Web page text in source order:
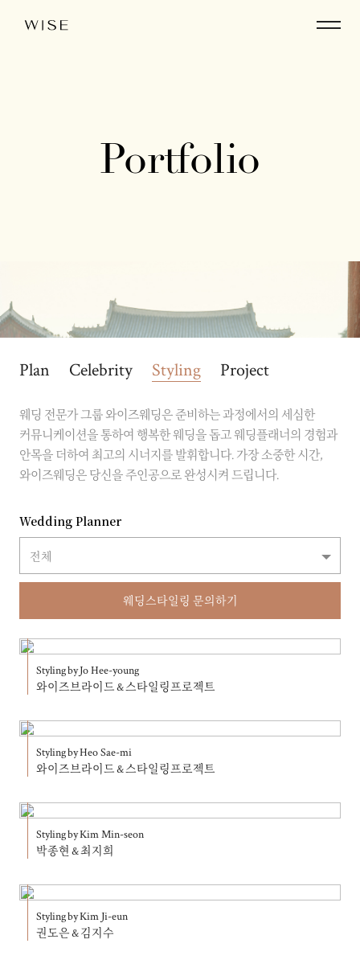
Portfolio
Plan Celebrity Styling Project
웨딩 전문가 그룹 와이즈웨딩은 준비하는 과정에서의 세심한
커뮤니케이션을 통하여 행복한 웨딩을 돕고 웨딩플래너의 경험과
안목을 더하여 최고의 시너지를 발휘합니다. 가장 소중한 시간,
와이즈웨딩은 당신을 주인공으로 완성시켜 드립니다.
Wedding Planner
전체
웨딩스타일링 문의하기
Styling by Jo Hee-young
와이즈브라이드 & 스타일링프로젝트
Styling by Heo Sae-mi
와이즈브라이드 & 스타일링프로젝트
Styling by Kim Min-seon
박종현 & 최지희
Styling by Kim Ji-eun
권도은 & 김지수